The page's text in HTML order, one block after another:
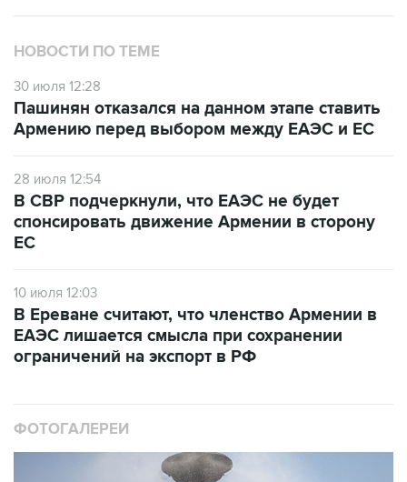
НОВОСТИ ПО ТЕМЕ
30 июля 12:28
Пашинян отказался на данном этапе ставить
Армению перед выбором между ЕАЭС и ЕС
28 июля 12:54
В СВР подчеркнули, что ЕАЭС не будет
спонсировать движение Армении в сторону
ЕС
10 июля 12:03
В Ереване считают, что членство Армении в
ЕАЭС лишается смысла при сохранении
ограничений на экспорт в РФ
ФОТОГАЛЕРЕИ